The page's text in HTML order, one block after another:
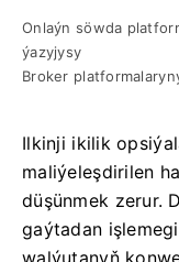
Onlaýn söwda
ýazyjysy
Broker
Ilkinji ikilik
maliýeleşdirilen
düşünmek zerur.
gaýtadan
walýutanyň